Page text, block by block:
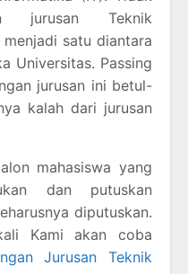
jurusan Teknik
satu diantara
Universitas. Passing
jurusan ini betul-
kalah dari jurusan
mahasiswa yang
dan putuskan
diputuskan.
Kami akan coba
Jurusan Teknik